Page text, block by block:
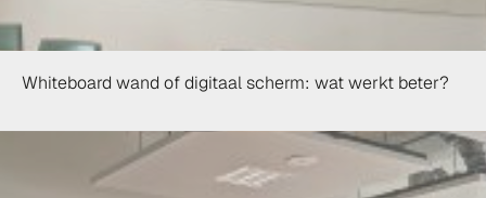
Whiteboard wand of digitaal scherm: wat werkt beter?